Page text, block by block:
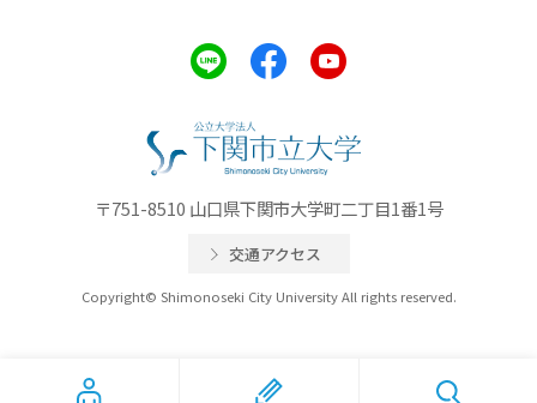
〒751-8510 山口県下関市大学町二丁目1番1号
交通アクセス
Copyright© Shimonoseki City University All rights reserved.